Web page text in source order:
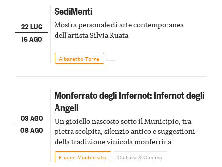
22 LUG
16 AGO
SediMenti
Mostra personale di arte contemporanea
dell'artista Silvia Ruata
Albaretto Torre
03 AGO
08 AGO
Monferrato degli Infernot: Infernot degli
Angeli
Un gioiello nascosto sotto il Municipio, tra
pietra scolpita, silenzio antico e suggestioni
della tradizione vinicola monferrina
Fubine Monferrato Cultura & Cinema